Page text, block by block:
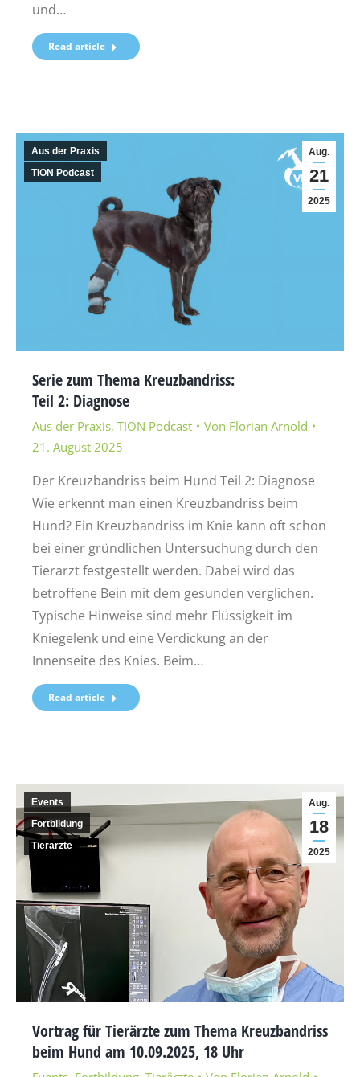
und…
Read article
Aug.
21
2025
Aus der Praxis
TION Podcast
Serie zum Thema Kreuzbandriss:
Teil 2: Diagnose
Aus der Praxis, TION Podcast Von Florian Arnold
21. August 2025
Der Kreuzbandriss beim Hund Teil 2: Diagnose
Wie erkennt man einen Kreuzbandriss beim
Hund? Ein Kreuzbandriss im Knie kann oft schon
bei einer gründlichen Untersuchung durch den
Tierarzt festgestellt werden. Dabei wird das
betroffene Bein mit dem gesunden verglichen.
Typische Hinweise sind mehr Flüssigkeit im
Kniegelenk und eine Verdickung an der
Innenseite des Knies. Beim…
Read article
Aug.
18
2025
Events
Fortbildung
Tierärzte
Vortrag für Tierärzte zum Thema Kreuzbandriss
beim Hund am 10.09.2025, 18 Uhr